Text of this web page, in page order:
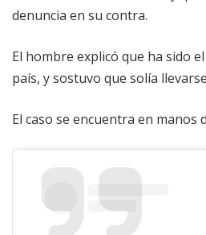
denuncia en su contra.
El hombre explicó que ha sido
país, y sostuvo que solía
El caso se encuentra en